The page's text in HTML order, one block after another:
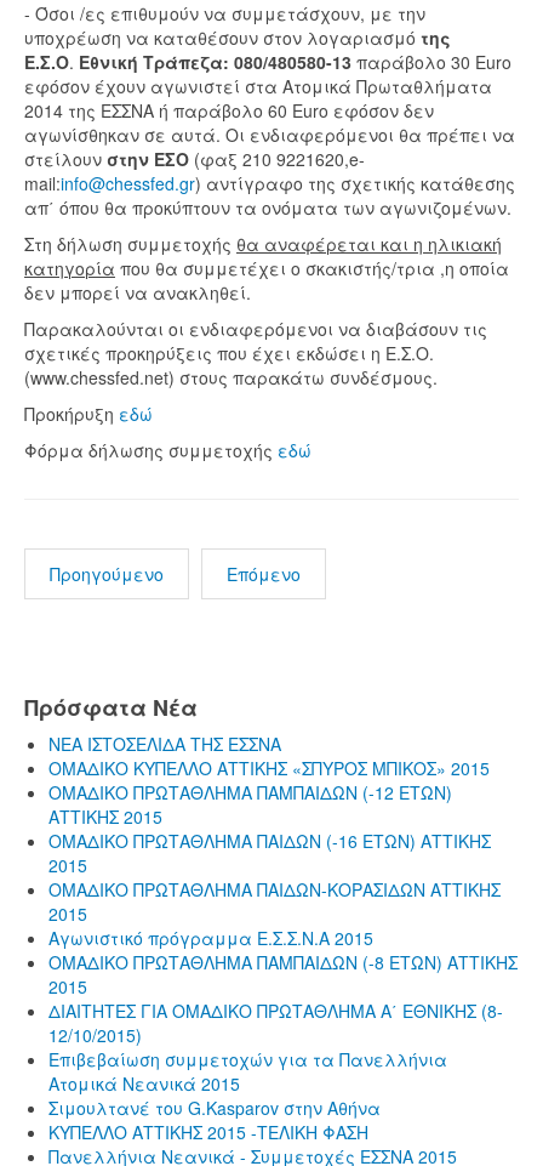
- Όσοι /ες επιθυμούν να συμμετάσχουν, με την
υποχρέωση να καταθέσουν στον λογαριασμό της
Ε.Σ.Ο. Εθνική Τράπεζα: 080/480580-13 παράβολο 30 Euro
εφόσον έχουν αγωνιστεί στα Ατομικά Πρωταθλήματα
2014 της ΕΣΣΝΑ ή παράβολο 60 Euro εφόσον δεν
αγωνίσθηκαν σε αυτά. Οι ενδιαφερόμενοι θα πρέπει να
στείλουν στην ΕΣΟ (φαξ 210 9221620,e-
mail:info@chessfed.gr) αντίγραφο της σχετικής κατάθεσης
απ΄ όπου θα προκύπτουν τα ονόματα των αγωνιζομένων.
Στη δήλωση συμμετοχής θα αναφέρεται και η ηλικιακή
κατηγορία που θα συμμετέχει ο σκακιστής/τρια ,η οποία
δεν μπορεί να ανακληθεί.
Παρακαλούνται οι ενδιαφερόμενοι να διαβάσουν τις
σχετικές προκηρύξεις που έχει εκδώσει η Ε.Σ.Ο.
(www.chessfed.net) στους παρακάτω συνδέσμους.
Προκήρυξη εδώ
Φόρμα δήλωσης συμμετοχής εδώ
Προηγούμενο Επόμενο
Πρόσφατα Νέα
ΝΕΑ ΙΣΤΟΣΕΛΙΔΑ ΤΗΣ ΕΣΣΝΑ
ΟΜΑΔΙΚΟ ΚΥΠΕΛΛΟ ΑΤΤΙΚΗΣ «ΣΠΥΡΟΣ ΜΠΙΚΟΣ» 2015
ΟΜΑΔΙΚΟ ΠΡΩΤΑΘΛΗΜΑ ΠΑΜΠΑΙΔΩΝ (-12 ΕΤΩΝ)
ΑΤΤΙΚΗΣ 2015
ΟΜΑΔΙΚΟ ΠΡΩΤΑΘΛΗΜΑ ΠΑΙΔΩΝ (-16 ΕΤΩΝ) ΑΤΤΙΚΗΣ
2015
ΟΜΑΔΙΚΟ ΠΡΩΤΑΘΛΗΜΑ ΠΑΙΔΩΝ-ΚΟΡΑΣΙΔΩΝ ΑΤΤΙΚΗΣ
2015
Αγωνιστικό πρόγραμμα Ε.Σ.Σ.Ν.Α 2015
ΟΜΑΔΙΚΟ ΠΡΩΤΑΘΛΗΜΑ ΠΑΜΠΑΙΔΩΝ (-8 ΕΤΩΝ) ΑΤΤΙΚΗΣ
2015
ΔΙΑΙΤΗΤΕΣ ΓΙΑ ΟΜΑΔΙΚΟ ΠΡΩΤΑΘΛΗΜΑ Α΄ ΕΘΝΙΚΗΣ (8-
12/10/2015)
Επιβεβαίωση συμμετοχών για τα Πανελλήνια
Ατομικά Νεανικά 2015
Σιμουλτανέ του G.Kasparov στην Αθήνα
ΚΥΠΕΛΛΟ ΑΤΤΙΚΗΣ 2015 -ΤΕΛΙΚΗ ΦΑΣΗ
Πανελλήνια Νεανικά - Συμμετοχές ΕΣΣΝΑ 2015